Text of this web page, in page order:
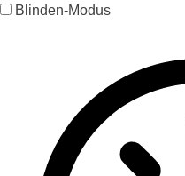
Blinden-Modus